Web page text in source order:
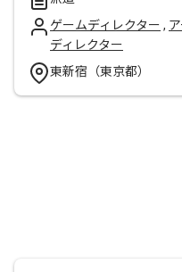
ゲームディレクター ,
ディレクター
東新宿（東京都）